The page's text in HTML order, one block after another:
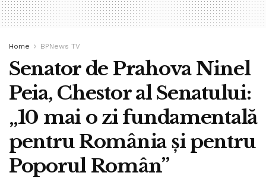
Home BPNews TV
Senator de Prahova Ninel
Peia, Chestor al Senatului:
„10 mai o zi fundamentală
pentru România și pentru
Poporul Român”